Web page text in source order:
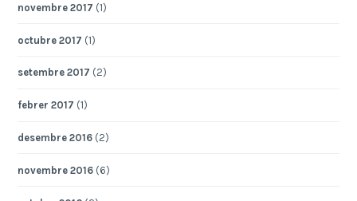
novembre 2017 (1)
octubre 2017 (1)
setembre 2017 (2)
febrer 2017 (1)
desembre 2016 (2)
novembre 2016 (6)